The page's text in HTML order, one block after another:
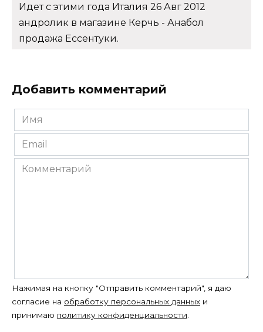
Идет с этими года Италия 26 Авг 2012
андролик в магазине Керчь - Анабол
продажа Ессентуки.
Добавить комментарий
Имя
*
Email
*
Комментарий
Нажимая на кнопку "Отправить комментарий", я даю
согласие на обработку персональных данных и
принимаю политику конфиденциальности